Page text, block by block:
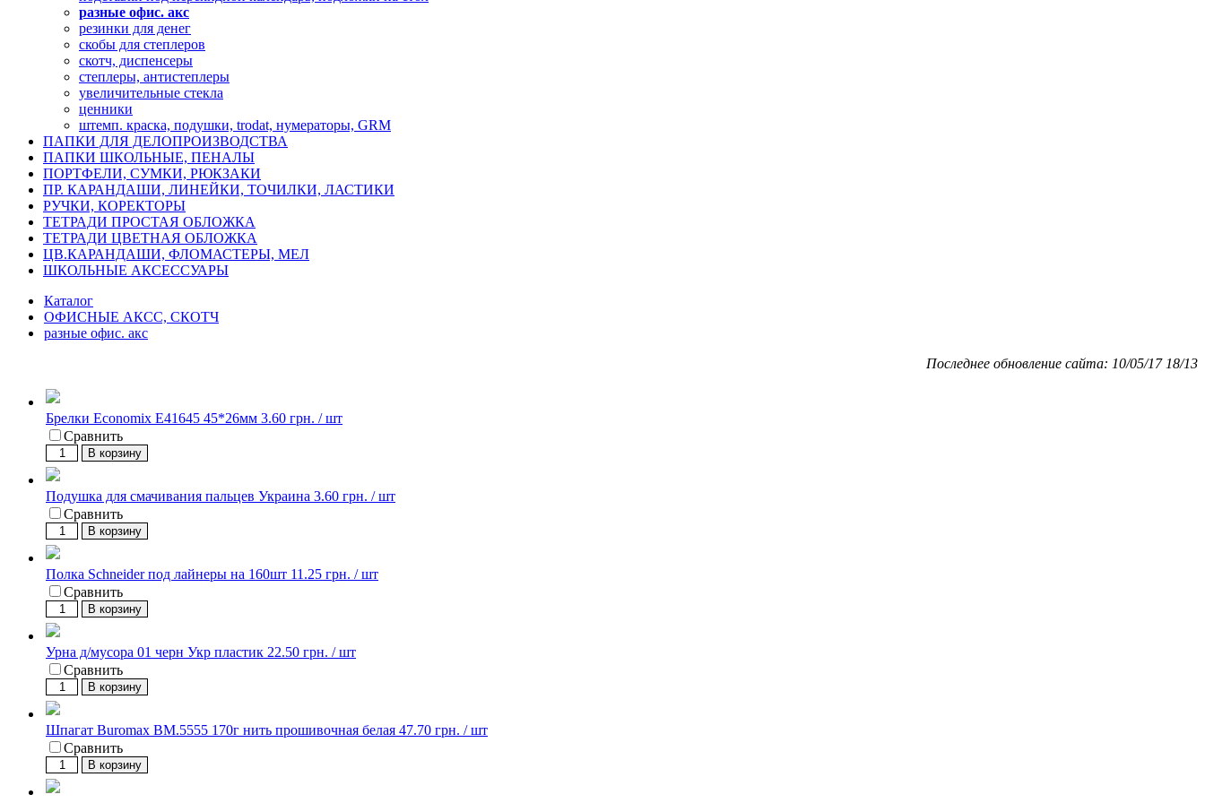
разные офис. акс
резинки для денег
скобы для степлеров
скотч, диспенсеры
степлеры, антистеплеры
увеличительные стекла
ценники
штемп. краска, подушки, trodat, нумераторы, GRM
ПАПКИ ДЛЯ ДЕЛОПРОИЗВОДСТВА
ПАПКИ ШКОЛЬНЫЕ, ПЕНАЛЫ
ПОРТФЕЛИ, СУМКИ, РЮКЗАКИ
ПР. КАРАНДАШИ, ЛИНЕЙКИ, ТОЧИЛКИ, ЛАСТИКИ
РУЧКИ, КОРЕКТОРЫ
ТЕТРАДИ ПРОСТАЯ ОБЛОЖКА
ТЕТРАДИ ЦВЕТНАЯ ОБЛОЖКА
ЦВ.КАРАНДАШИ, ФЛОМАСТЕРЫ, МЕЛ
ШКОЛЬНЫЕ АКСЕССУАРЫ
Каталог
ОФИСНЫЕ АКСС, СКОТЧ
разные офис. акс
Последнее обновление сайта: 10/05/17 18/13
Брелки Economix E41645 45*26мм 3.60 грн. / шт
Сравнить
В корзину
Подушка для смачивания пальцев Украина 3.60 грн. / шт
Сравнить
В корзину
Полка Schneider под лайнеры на 160шт 11.25 грн. / шт
Сравнить
В корзину
Урна д/мусора 01 черн Укр пластик 22.50 грн. / шт
Сравнить
В корзину
Шпагат Buromax BM.5555 170г нить прошивочная белая 47.70 грн. / шт
Сравнить
В корзину